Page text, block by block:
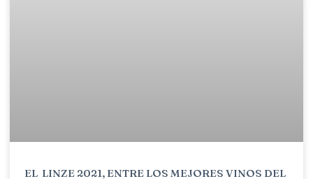
EL LINZE 2021, ENTRE LOS MEJORES VINOS DEL